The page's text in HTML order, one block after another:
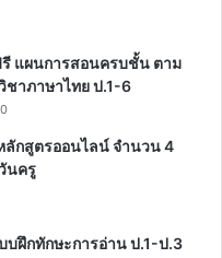
แผนการสอนครบชั้น ตาม
ชาภาษาไทย ป.1-6
ลักสูตรออนไลน์ จำนวน 4
นครู
บฝึกทักษะการอ่าน ป.1-ป.3